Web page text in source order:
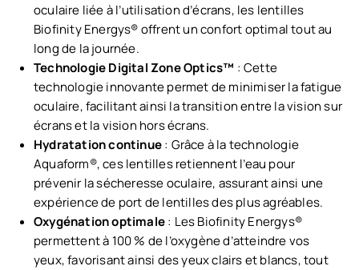
oculaire liée à l’utilisation d’écrans, les lentilles
Biofinity Energys® offrent un confort optimal tout au
long de la journée.
Technologie Digital Zone Optics™ : Cette
technologie innovante permet de minimiser la fatigue
oculaire, facilitant ainsi la transition entre la vision sur
écrans et la vision hors écrans.
Hydratation continue: Grâce à la technologie
Aquaform®, ces lentilles retiennent l’eau pour
prévenir la sécheresse oculaire, assurant ainsi une
expérience de port de lentilles des plus agréables.
Oxygénation optimale: Les Biofinity Energys®
permettent à 100 % de l’oxygène d’atteindre vos
yeux, favorisant ainsi des yeux clairs et blancs, tout